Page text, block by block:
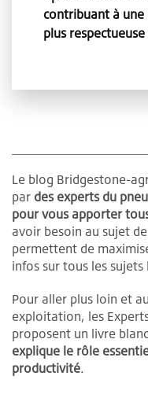
contribuant à
plus
Le blog Bridgestone-
par des experts du
pour vous apporter
avoir besoin au sujet
permettent de
infos sur tous les
Pour aller plus loin et
exploitation, les
proposent un livre
explique le rôle
productivité.